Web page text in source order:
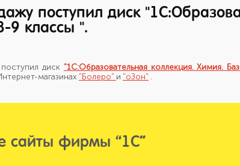
поступил диск
9 классы ".
диск "1С:Образовательная коллекция. Химия.
магазинах "Болеро" и "оЗон" .
сайты фирмы “1С”